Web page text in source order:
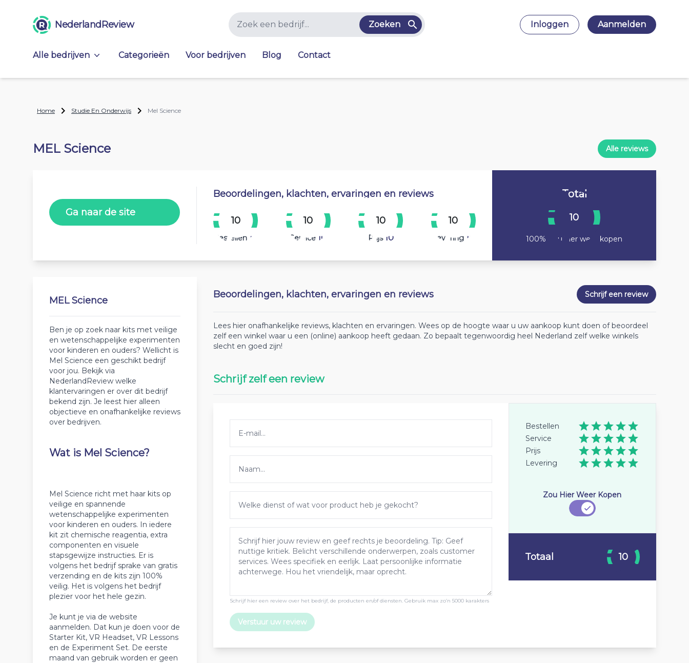
NederlandReview Zoeken Inloggen Aanmelden
Alle bedrijven Categorieën Voor bedrijven Blog Contact
Home Studie En Onderwijs Mel Science
MEL Science Alle reviews
Ga naar de site
Beoordelingen, klachten, ervaringen en reviews
10
Bestellen 10
10
Service 10
10
Prijs 10
10
Levering 10
Total
10
100% Zou hier weer kopen
MEL Science
Ben je op zoek naar kits met veilige
en wetenschappelijke experimenten
voor kinderen en ouders? Wellicht is
Mel Science een geschikt bedrijf
voor jou. Bekijk via
NederlandReview welke
klantervaringen er over dit bedrijf
bekend zijn. Je leest hier alleen
objectieve en onafhankelijke reviews
over bedrijven.
Wat is Mel Science?
Mel Science richt met haar kits op
veilige en spannende
wetenschappelijke experimenten
voor kinderen en ouders. In iedere
kit zit chemische reagentia, extra
componenten en visuele
stapsgewijze instructies. Er is
volgens het bedrijf sprake van gratis
verzending en de kits zijn 100%
veilig. Het is volgens het bedrijf
plezier voor het hele gezin.
Je kunt je via de website
aanmelden. Dat kun je doen voor de
Starter Kit, VR Headset, VR Lessons
en de Experiment Set. De eerste
maand van gebruik worden er geen
Beoordelingen, klachten, ervaringen en reviews Schrijf een review
Lees hier onafhankelijke reviews, klachten en ervaringen. Wees op de hoogte waar u uw aankoop kunt doen of beoordeel
zelf een winkel waar u een (online) aankoop heeft gedaan. Zo bepaalt tegenwoordig heel Nederland zelf welke winkels
slecht en goed zijn!
Schrijf zelf een review
Schrijf hier een review over het bedrijf, de producten en/of diensten. Gebruik max zo’n 5000 karakters
Verstuur uw review
Bestellen
Service
Prijs
Levering
Zou Hier Weer Kopen
Totaal 10